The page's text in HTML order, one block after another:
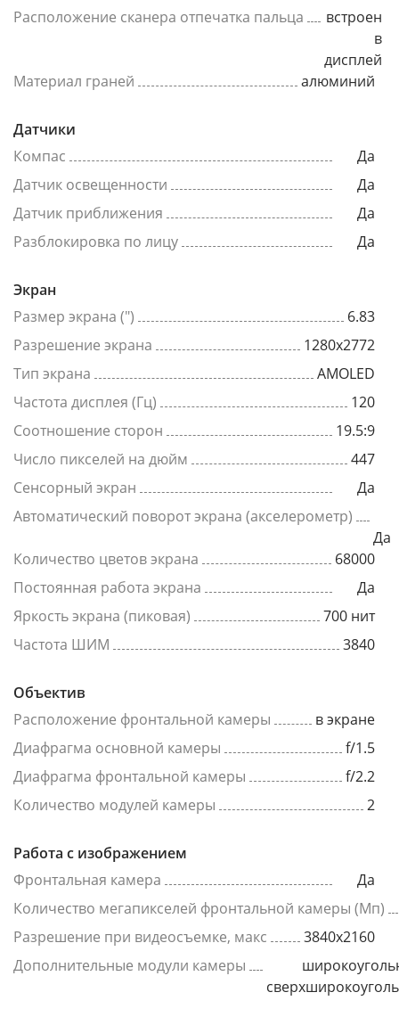
Расположение сканера отпечатка пальца
встроен
в
дисплей
Материал граней
алюминий
Датчики
Компас
Да
Датчик освещенности
Да
Датчик приближения
Да
Разблокировка по лицу
Да
Экран
Размер экрана (")
6.83
Разрешение экрана
1280x2772
Тип экрана
AMOLED
Частота дисплея (Гц)
120
Соотношение сторон
19.5:9
Число пикселей на дюйм
447
Сенсорный экран
Да
Автоматический поворот экрана (акселерометр)
Да
Количество цветов экрана
68000
Постоянная работа экрана
Да
Яркость экрана (пиковая)
700 нит
Частота ШИМ
3840
Объектив
Расположение фронтальной камеры
в экране
Диафрагма основной камеры
f/1.5
Диафрагма фронтальной камеры
f/2.2
Количество модулей камеры
2
Работа с изображением
Фронтальная камера
Да
Количество мегапикселей фронтальной камеры (Мп)
Разрешение при видеосъемке, макс
3840x2160
Дополнительные модули камеры